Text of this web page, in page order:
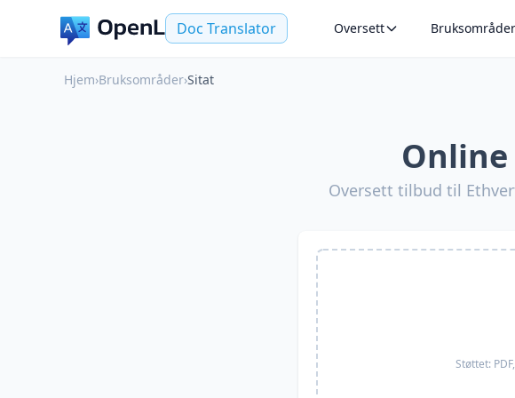
Doc Translator Oversett Bruksområder
Hjem›Bruksområder›Sitat
Oversett tilbud til
Støttet: